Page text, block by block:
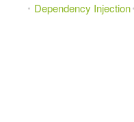
Dependency Injection